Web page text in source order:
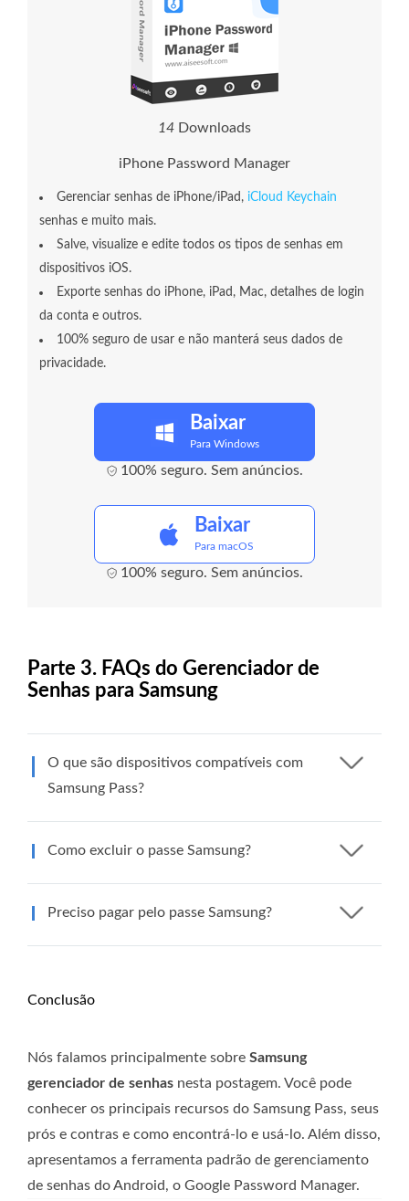
14 Downloads
iPhone Password Manager
Gerenciar senhas de iPhone/iPad, iCloud Keychain
senhas e muito mais.
Salve, visualize e edite todos os tipos de senhas em
dispositivos iOS.
Exporte senhas do iPhone, iPad, Mac, detalhes de login
da conta e outros.
100% seguro de usar e não manterá seus dados de
privacidade.
Baixar
Para Windows
100% seguro. Sem anúncios.
Baixar
Para macOS
100% seguro. Sem anúncios.
Parte 3. FAQs do Gerenciador de
Senhas para Samsung
O que são dispositivos compatíveis com
Samsung Pass?
Como excluir o passe Samsung?
Preciso pagar pelo passe Samsung?
Conclusão
Nós falamos principalmente sobre Samsung
gerenciador de senhas nesta postagem. Você pode
conhecer os principais recursos do Samsung Pass, seus
prós e contras e como encontrá-lo e usá-lo. Além disso,
apresentamos a ferramenta padrão de gerenciamento
de senhas do Android, o Google Password Manager.